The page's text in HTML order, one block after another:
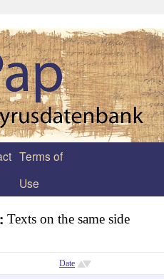
Terms of
Use
Texts on the same side
Date